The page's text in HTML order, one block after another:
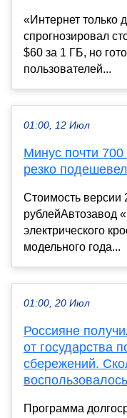
«Интернет только
спрогнозировал
$60 за 1 ГБ, но
пользователей...
01:00, 12 Июл
Минус почти
резко подешевел
Стоимость версии
рублейАвтозавод
электрического
модельного года...
01:00, 20 Июл
Россияне
от государства
сбережений.
Программа